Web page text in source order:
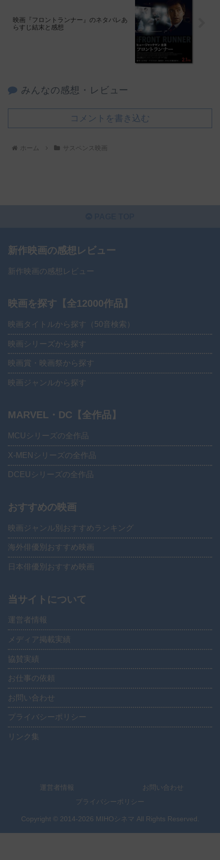
映画『フロントランナー』のネタバレあ
らすじ結末と感想
みんなの感想・レビュー
コメントを書き込む
ホーム サスペンス映画
新作映画の感想レビュー
新作映画の感想レビュー
映画を探す【全12000作品】
映画タイトルから探す（50音検索）
映画シリーズから探す
映画賞・映画祭から探す
映画ジャンルから探す
MARVEL・DC【全作品】
MCUシリーズの全作品
X-MENシリーズの全作品
DCEUシリーズの全作品
おすすめの映画
映画ジャンル別おすすめランキング
海外俳優別おすすめ映画
日本俳優別おすすめ映画
当サイトについて
運営者情報
メディア掲載実績
協賛実績
お仕事の依頼
お問い合わせ
プライバシーポリシー
リンク集
運営者情報
お問い合わせ
プライバシーポリシー
Copyright © 2014-2026 MIHOシネマ All Rights Reserved.